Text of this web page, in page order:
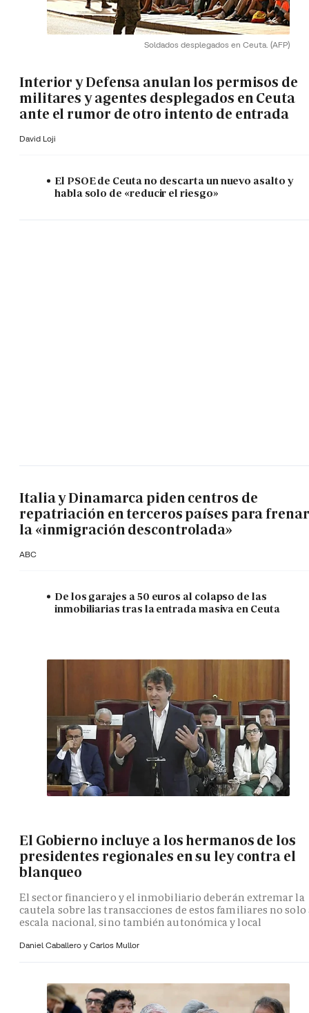
Soldados desplegados en Ceuta. (AFP)
Interior y Defensa anulan los permisos de
militares y agentes desplegados en Ceuta
ante el rumor de otro intento de entrada
David Loji
El PSOE de Ceuta no descarta un nuevo asalto y
habla solo de «reducir el riesgo»
Italia y Dinamarca piden centros de
repatriación en terceros países para frenar
la «inmigración descontrolada»
ABC
De los garajes a 50 euros al colapso de las
inmobiliarias tras la entrada masiva en Ceuta
El Gobierno incluye a los hermanos de los
presidentes regionales en su ley contra el
blanqueo
El sector financiero y el inmobiliario deberán extremar la
cautela sobre las transacciones de estos familiares no solo
escala nacional, sino también autonómica y local
Daniel Caballero y Carlos Mullor